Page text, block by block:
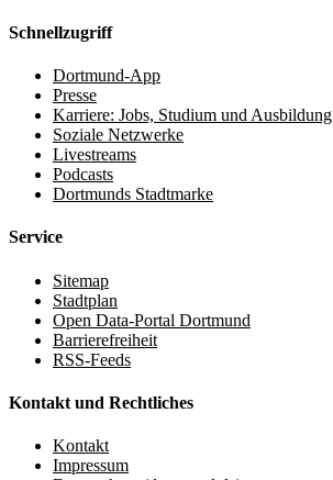
Schnellzugriff
Dortmund-App
Presse
Karriere: Jobs, Studium und Ausbildung
Soziale Netzwerke
Livestreams
Podcasts
Dortmunds Stadtmarke
Service
Sitemap
Stadtplan
Open Data-Portal Dortmund
Barrierefreiheit
RSS-Feeds
Kontakt und Rechtliches
Kontakt
Impressum